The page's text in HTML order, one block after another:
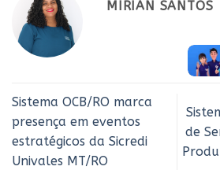
MIRIAN SANTOS
Sistema OCB/RO marca
presença em eventos
estratégicos da Sicredi
Univales MT/RO
de